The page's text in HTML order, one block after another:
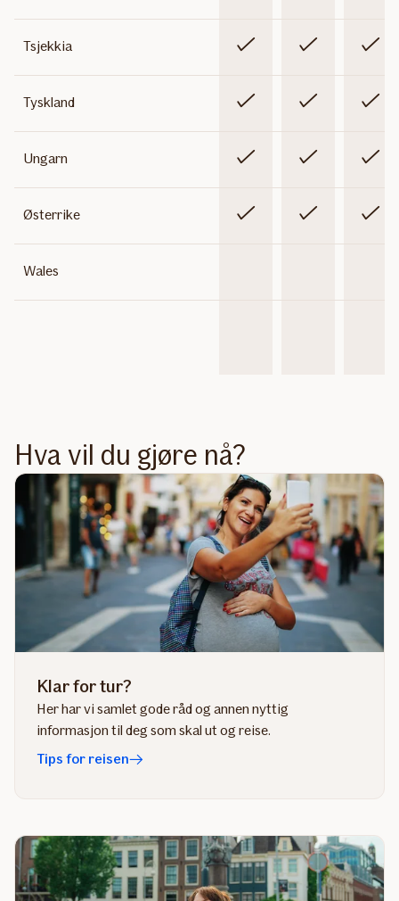
inkludert
inkludert
Tsjekkia Inkludert Inkludert
Tyskland Inkludert Inkludert
Ungarn Inkludert Inkludert
Østerrike Inkludert Inkludert
Wales
inkludert
inkludert
Hva vil du gjøre nå?
Klar for tur?
Her har vi samlet gode råd og annen nyttig
informasjon til deg som skal ut og reise.
Tips for reisen